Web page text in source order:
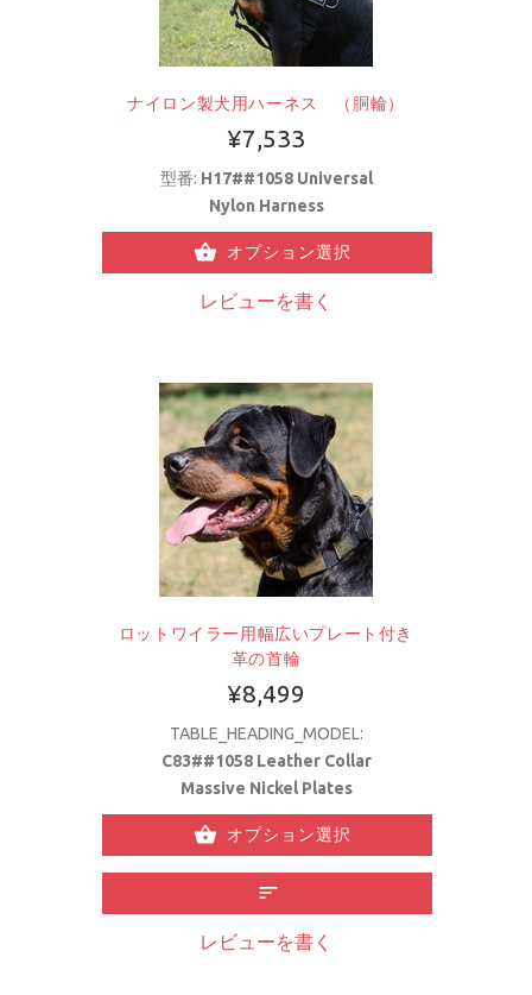
ナイロン製犬用ハーネス （胴輪）
¥7,533
型番: H17##1058 Universal
Nylon Harness
オプション選択
レビューを書く
ロットワイラー用幅広いプレート付き
革の首輪
¥8,499
TABLE_HEADING_MODEL:
C83##1058 Leather Collar
Massive Nickel Plates
オプション選択
レビューを書く